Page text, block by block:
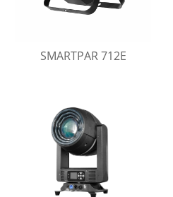
SMARTPAR 712E